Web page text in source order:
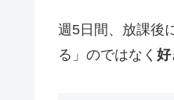
週5日間、放課後
る」のではなく 好